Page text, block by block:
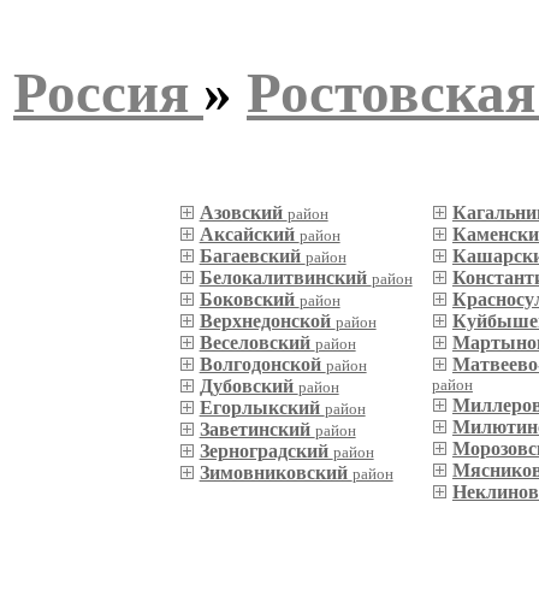
Россия »
Азовский район
Аксайский район
Багаевский район
Белокалитвинский район
Боковский район
Верхнедонской район
Веселовский район
Волгодонской район
Дубовский район
Егорлыкский район
Заветинский район
Зерноградский район
Зимовниковский район
район